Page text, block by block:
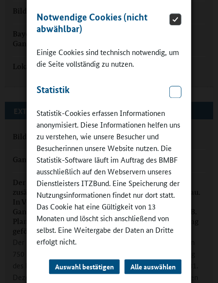
Notwendige Cookies (nicht
abwählbar)
Einige Cookies sind technisch notwendig, um
die Seite vollständig zu nutzen.
Statistik
Statistik-Cookies erfassen Informationen
anonymisiert. Diese Informationen helfen uns
zu verstehen, wie unsere Besucher und
Besucherinnen unsere Website nutzen. Die
Statistik-Software läuft im Auftrag des BMBF
ausschließlich auf den Webservern unseres
Dienstleisters ITZBund. Eine Speicherung der
Nutzungsinformationen findet nur dort statt.
Das Cookie hat eine Gültigkeit von 13
Monaten und löscht sich anschließend von
selbst. Eine Weitergabe der Daten an Dritte
erfolgt nicht.
Auswahl bestätigen Alle auswählen
Bildungsregion: "Tagtäglich Partner im Ganztag"
Bayern: „Sport, Musik und Kunst gehören in den
Ganztag“
Lokale Bildungslandschaften
EXTERNE LINKS
Bildungsregion Stadt und Landkreis Regensburg
Ganztagsschulen in Bayern
Der Bund fördert Länder und Kommunen mit
zusätzlichen 750 Millionen Euro beim Ganztagsausbau.
In Vorbereitung des Rechtsanspruchs auf
Ganztagsbetreuung werden bis 31. Dezember 2021 z.B.
Planungsleistungen oder Investitionen in Ausstattung
gefördert.
Der Bund fördert Länder und Kommunen mit zusätzlichen
des Rechtsanspruchs auf Ganztagsbetreuung werden bis 31.
Dezember 2021 z.B. Planungsleistungen oder Investitionen